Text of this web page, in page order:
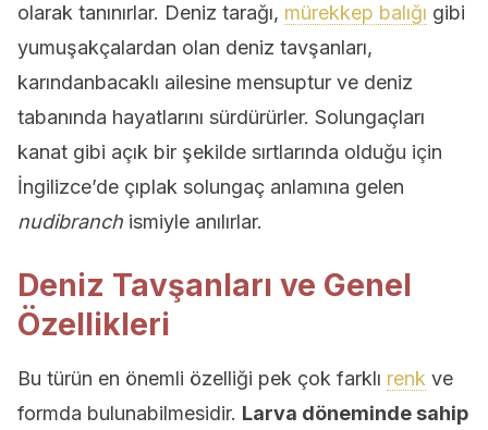
olarak tanınırlar. Deniz tarağı, mürekkep balığı gibi
yumuşakçalardan olan deniz tavşanları,
karındanbacaklı ailesine mensuptur ve deniz
tabanında hayatlarını sürdürürler. Solungaçları
kanat gibi açık bir şekilde sırtlarında olduğu için
İngilizce’de çıplak solungaç anlamına gelen
nudibranch ismiyle anılırlar.
Deniz Tavşanları ve Genel
Özellikleri
Bu türün en önemli özelliği pek çok farklı renk ve
formda bulunabilmesidir. Larva döneminde sahip